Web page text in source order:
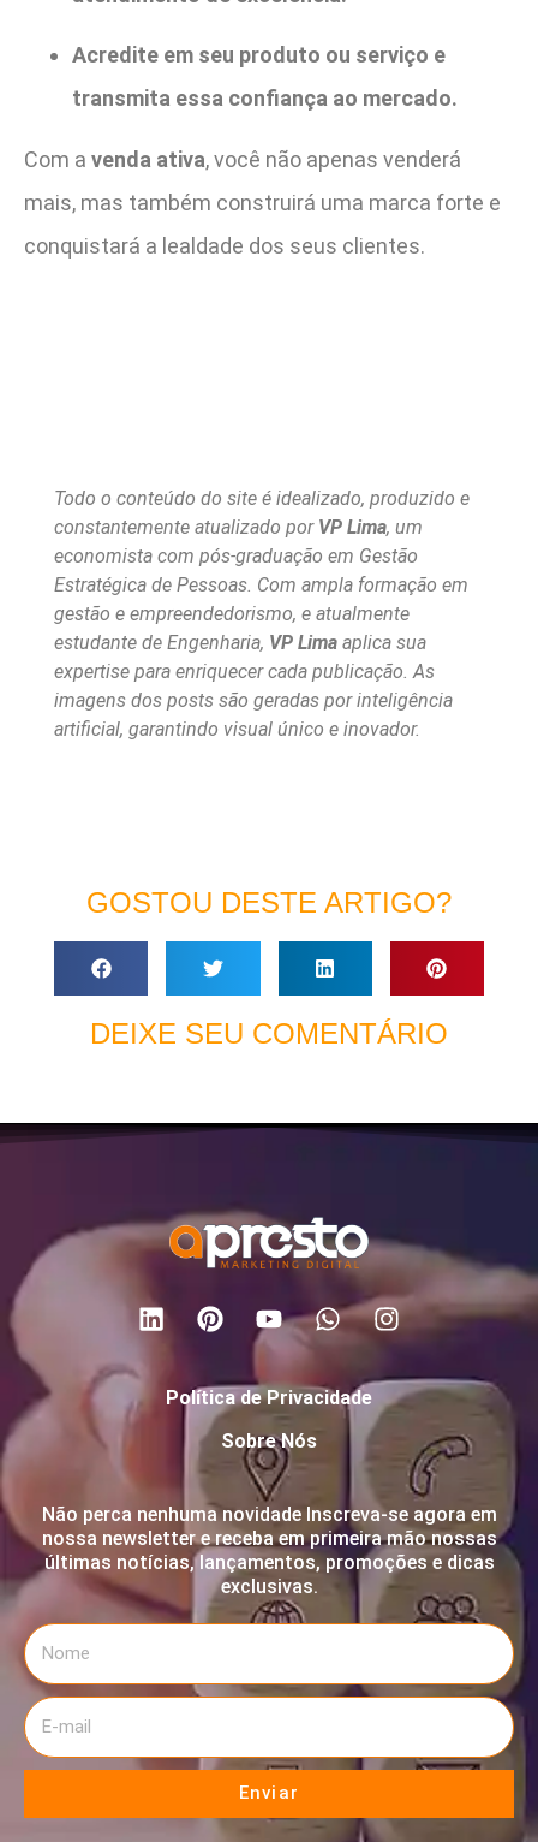
Acredite em seu produto ou serviço e
transmita essa confiança ao mercado.
Com a venda ativa, você não apenas venderá
mais, mas também construirá uma marca forte e
conquistará a lealdade dos seus clientes.
Todo o conteúdo do site é idealizado, produzido e
constantemente atualizado por VP Lima, um
economista com pós-graduação em Gestão
Estratégica de Pessoas. Com ampla formação em
gestão e empreendedorismo, e atualmente
estudante de Engenharia, VP Lima aplica sua
expertise para enriquecer cada publicação. As
imagens dos posts são geradas por inteligência
artificial, garantindo visual único e inovador.
GOSTOU DESTE ARTIGO?
DEIXE SEU COMENTÁRIO
Política de Privacidade
Sobre Nós
Não perca nenhuma novidade Inscreva-se agora em
nossa newsletter e receba em primeira mão nossas
últimas notícias, lançamentos, promoções e dicas
exclusivas.
Enviar